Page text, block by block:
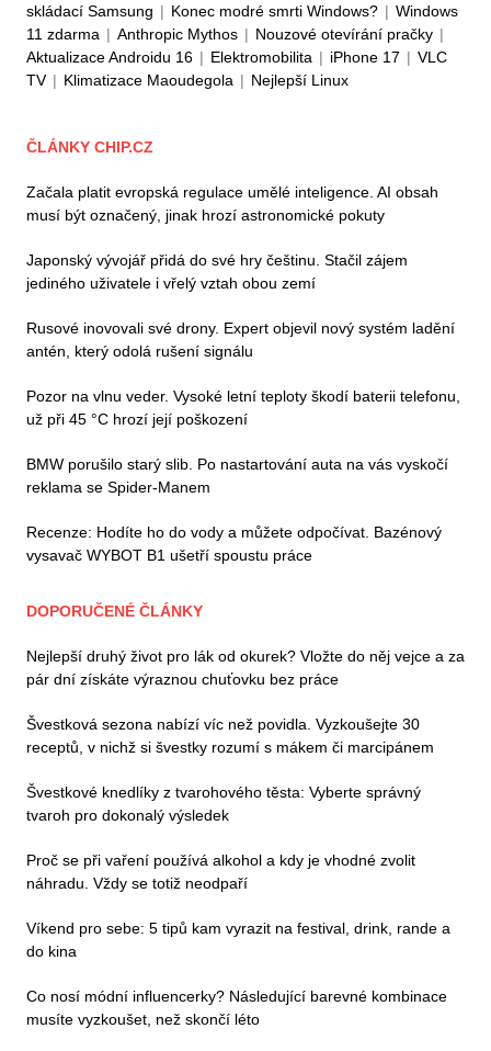
skládací Samsung | Konec modré smrti Windows? | Windows
11 zdarma | Anthropic Mythos | Nouzové otevírání pračky |
Aktualizace Androidu 16 | Elektromobilita | iPhone 17 | VLC
TV | Klimatizace Maoudegola | Nejlepší Linux
ČLÁNKY CHIP.CZ
Začala platit evropská regulace umělé inteligence. AI obsah
musí být označený, jinak hrozí astronomické pokuty
Japonský vývojář přidá do své hry češtinu. Stačil zájem
jediného uživatele i vřelý vztah obou zemí
Rusové inovovali své drony. Expert objevil nový systém ladění
antén, který odolá rušení signálu
Pozor na vlnu veder. Vysoké letní teploty škodí baterii telefonu,
už při 45 °C hrozí její poškození
BMW porušilo starý slib. Po nastartování auta na vás vyskočí
reklama se Spider-Manem
Recenze: Hodíte ho do vody a můžete odpočívat. Bazénový
vysavač WYBOT B1 ušetří spoustu práce
DOPORUČENÉ ČLÁNKY
Nejlepší druhý život pro lák od okurek? Vložte do něj vejce a za
pár dní získáte výraznou chuťovku bez práce
Švestková sezona nabízí víc než povidla. Vyzkoušejte 30
receptů, v nichž si švestky rozumí s mákem či marcipánem
Švestkové knedlíky z tvarohového těsta: Vyberte správný
tvaroh pro dokonalý výsledek
Proč se při vaření používá alkohol a kdy je vhodné zvolit
náhradu. Vždy se totiž neodpaří
Víkend pro sebe: 5 tipů kam vyrazit na festival, drink, rande a
do kina
Co nosí módní influencerky? Následující barevné kombinace
musíte vyzkoušet, než skončí léto